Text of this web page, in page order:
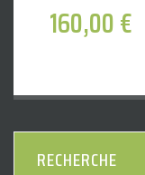
160,00€
RECHERCHE